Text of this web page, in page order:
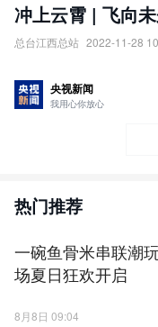
冲上云霄 | 飞向
总台江西总站 2022-11-28
幕，受到国内外广泛关注
的静态展示区也有引人注
发者设计的大型无人机
央视新闻
我用心你放心
热门推荐
一碗鱼骨米串联潮
场夏日狂欢开启
8月8日 09:04